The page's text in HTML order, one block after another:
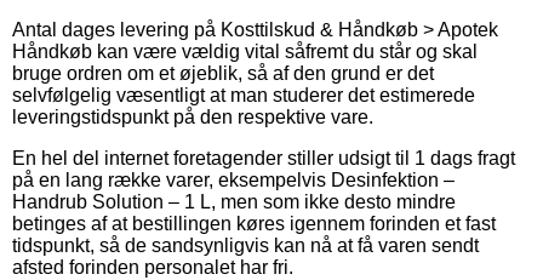
Antal dages levering på Kosttilskud & Håndkøb > Apotek
Håndkøb kan være vældig vital såfremt du står og skal
bruge ordren om et øjeblik, så af den grund er det
selvfølgelig væsentligt at man studerer det estimerede
leveringstidspunkt på den respektive vare.
En hel del internet foretagender stiller udsigt til 1 dags fragt
på en lang række varer, eksempelvis Desinfektion –
Handrub Solution – 1 L, men som ikke desto mindre
betinges af at bestillingen køres igennem forinden et fast
tidspunkt, så de sandsynligvis kan nå at få varen sendt
afsted forinden personalet har fri.